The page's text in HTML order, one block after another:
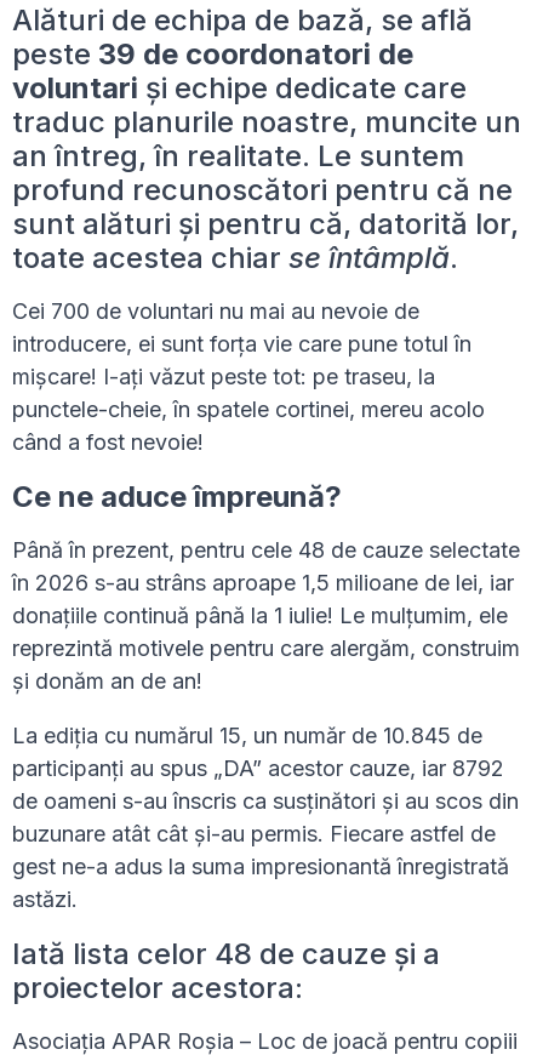
Alături de echipa de bază, se află
peste 39 de coordonatori de
voluntari și echipe dedicate care
traduc planurile noastre, muncite un
an întreg, în realitate. Le suntem
profund recunoscători pentru că ne
sunt alături și pentru că, datorită lor,
toate acestea chiar se întâmplă.
Cei 700 de voluntari nu mai au nevoie de
introducere, ei sunt forța vie care pune totul în
mișcare! I-ați văzut peste tot: pe traseu, la
punctele-cheie, în spatele cortinei, mereu acolo
când a fost nevoie!
Ce ne aduce împreună?
Până în prezent, pentru cele 48 de cauze selectate
în 2026 s-au strâns aproape 1,5 milioane de lei, iar
donațiile continuă până la 1 iulie! Le mulțumim, ele
reprezintă motivele pentru care alergăm, construim
și donăm an de an!
La ediția cu numărul 15, un număr de 10.845 de
participanți au spus „DA” acestor cauze, iar 8792
de oameni s-au înscris ca susținători și au scos din
buzunare atât cât și-au permis. Fiecare astfel de
gest ne-a adus la suma impresionantă înregistrată
astăzi.
Iată lista celor 48 de cauze și a
proiectelor acestora:
Asociația APAR Roșia – Loc de joacă pentru copiii